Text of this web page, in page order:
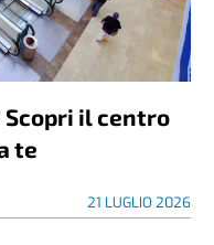
Scopri il centro
te
21 LUGLIO 2026